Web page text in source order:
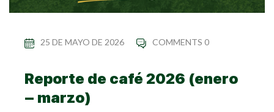
25 DE MAYO DE 2026 COMMENTS 0
Reporte de café 2026 (enero
– marzo)